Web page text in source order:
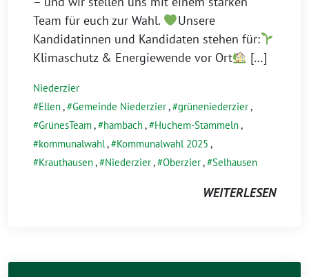
Team für euch zur Wahl.
Unsere
Kandidatinnen und Kandidaten stehen für:
Klimaschutz & Energiewende vor Ort
[…]
Niederzier
Ellen, Gemeinde Niederzier, grüneniederzier,
GrünesTeam, hambach, Huchem-Stammeln,
kommunalwahl, Kommunalwahl 2025 ,
Krauthausen, Niederzier, Oberzier, Selhausen
WEITERLESEN